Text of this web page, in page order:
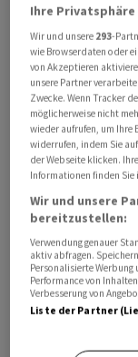
Der gebürtige
Hotelgeschäft,
Zuletzt war er
Zürich tätig, ab
zusätzlich als
Widder in Zürich
im
(EHL). Zudem
Tourismus, wie
Das "The Chedi
Mitteilung als
Zusätzlich leite
Management
die Business
Ihre
Wir und unsere 293-
wie Browserdaten oder
von Akzeptieren
unsere Partner
Zwecke. Wenn Tracker
möglicherweise nicht
wieder aufrufen, um Ihre
widerrufen, indem Sie
der Webseite klicken.
Informationen finden
Wir und unsere
bereitzustellen:
Verwendung genauer
aktiv abfragen.
Personalisierte Werbung
Performance von
Verbesserung von
Liste der Partner